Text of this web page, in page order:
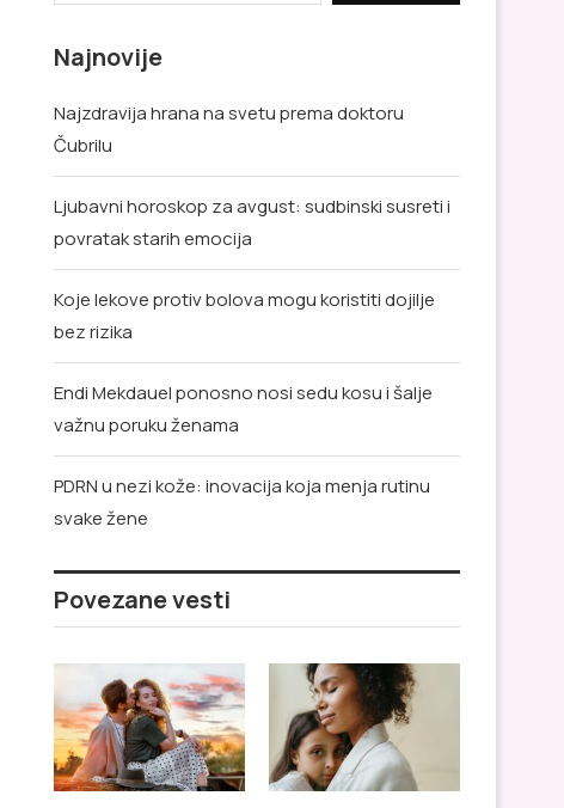
Najnovije
Najzdravija hrana na svetu prema doktoru
Čubrilu
Ljubavni horoskop za avgust: sudbinski susreti i
povratak starih emocija
Koje lekove protiv bolova mogu koristiti dojilje
bez rizika
Endi Mekdauel ponosno nosi sedu kosu i šalje
važnu poruku ženama
PDRN u nezi kože: inovacija koja menja rutinu
svake žene
Povezane vesti